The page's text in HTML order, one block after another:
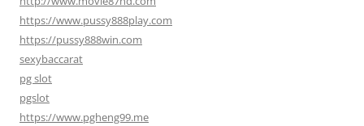
https://www.pussy888play.com
https://pussy888win.com
sexybaccarat
pg slot
pgslot
https://www.pgheng99.me